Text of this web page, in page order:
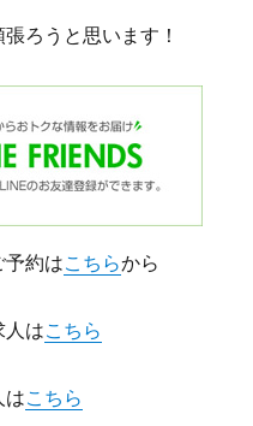
ろうと思います！
約はこちらから
はこちら
はこちら